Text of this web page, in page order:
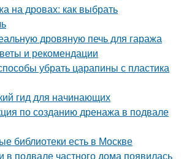
на дровах: как выбрать
дровяную печь для гаража
и рекомендации
убрать царапины с пластика
гид для начинающих
по созданию дренажа в подвале
библиотеки есть в Москве
в подвале частного дома появилась